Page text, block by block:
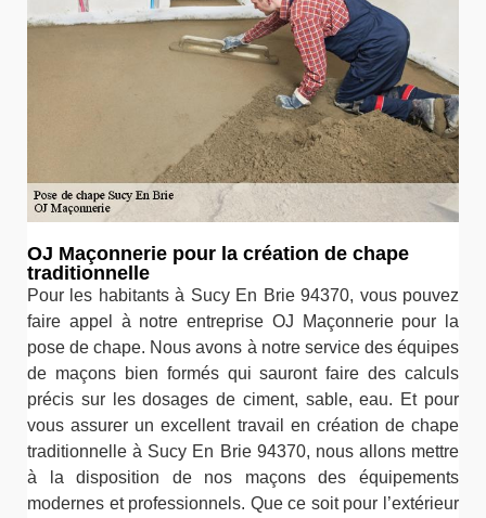
OJ Maçonnerie pour la création de chape
traditionnelle
Pour les habitants à Sucy En Brie 94370, vous pouvez
faire appel à notre entreprise OJ Maçonnerie pour la
pose de chape. Nous avons à notre service des équipes
de maçons bien formés qui sauront faire des calculs
précis sur les dosages de ciment, sable, eau. Et pour
vous assurer un excellent travail en création de chape
traditionnelle à Sucy En Brie 94370, nous allons mettre
à la disposition de nos maçons des équipements
modernes et professionnels. Que ce soit pour l’extérieur